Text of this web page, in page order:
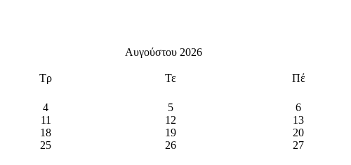
Αυγούστου 2026
Τρ Τε Πέ
4 5 6
11 12 13
18 19 20
25 26 27